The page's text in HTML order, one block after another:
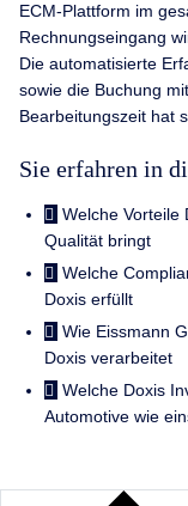
ECM-Plattform im
Rechnungseingang
Die automatisierte
sowie die Buchung
Bearbeitungszeit hat
Sie erfahren in
Welche Vorteile
Qualität bringt
Welche
Doxis erfüllt
Wie Eissmann
Doxis verarbeitet
Welche Doxis
Automotive wie